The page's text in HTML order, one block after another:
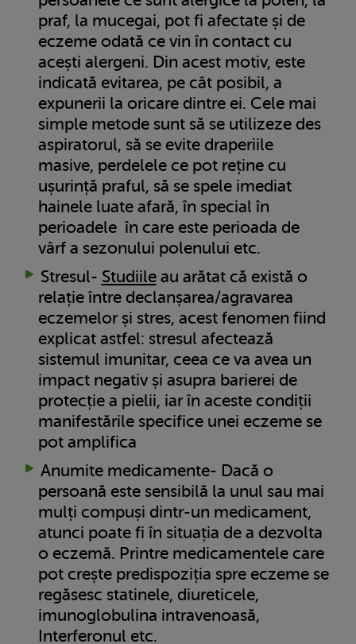
praf, la mucegai, pot fi afectate și de
eczeme odată ce vin în contact cu
acești alergeni. Din acest motiv, este
indicată evitarea, pe cât posibil, a
expunerii la oricare dintre ei. Cele mai
simple metode sunt să se utilizeze des
aspiratorul, să se evite draperiile
masive, perdelele ce pot reține cu
ușurință praful, să se spele imediat
hainele luate afară, în special în
perioadele în care este perioada de
vârf a sezonului polenului etc.
Stresul- Studiileau arătat că există o
relație între declanșarea/agravarea
eczemelor și stres, acest fenomen fiind
explicat astfel: stresul afectează
sistemul imunitar, ceea ce va avea un
impact negativ și asupra barierei de
protecție a pielii, iar în aceste condiții
manifestările specifice unei eczeme se
pot amplifica
Anumite medicamente- Dacă o
persoană este sensibilă la unul sau mai
mulți compuși dintr-un medicament,
atunci poate fi în situația de a dezvolta
o eczemă. Printre medicamentele care
pot crește predispoziția spre eczeme se
regăsesc statinele, diureticele,
imunoglobulina intravenoasă,
Interferonul etc.